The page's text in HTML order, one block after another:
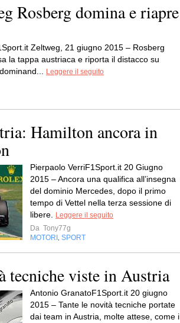
Rosberg domina e riapre
Zeltweg, 21 giugno 2015 – Rosberg
la tappa austriaca e riporta il distacco su
Leggere il seguito
Hamilton ancora in
Pierpaolo VerriF1Sport.it 20 Giugno
2015 – Ancora una qualifica all’insegna
del dominio Mercedes, dopo il primo
tempo di Vettel nella terza sessione di
libere.
Leggere il seguito
Da Tony77g
MOTORI
SPORT
tecniche viste in Austria
Antonio GranatoF1Sport.it 20 giugno
2015 – Tante le novità tecniche portate
dai team in Austria, molte attese, come